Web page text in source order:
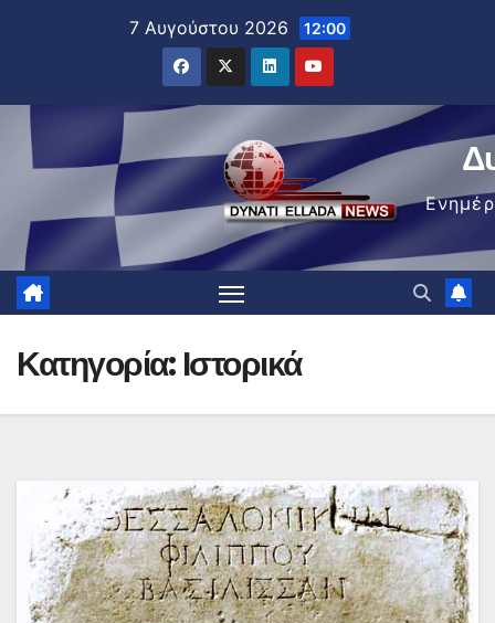
7 Αυγούστου 2026 12:00
Κατηγορία: Ιστορικά